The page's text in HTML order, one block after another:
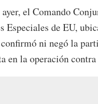
el Comando
Especiales de EU,
ni negó la
en la operación